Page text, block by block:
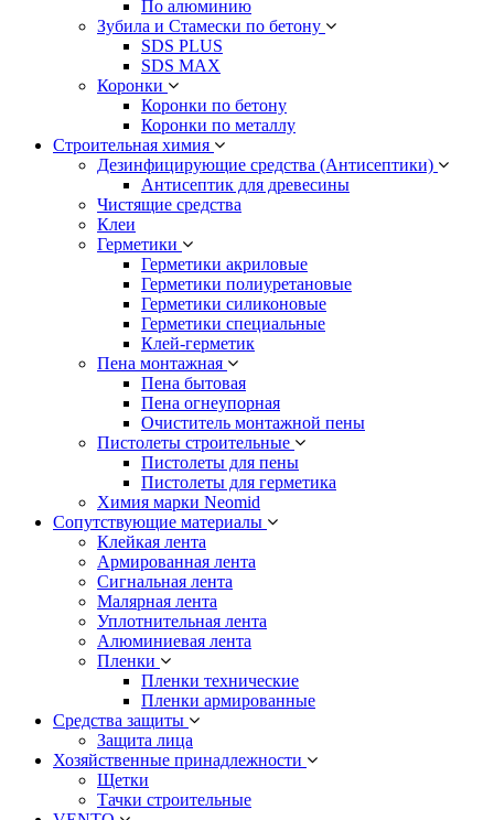
По алюминию
Зубила и Стамески по бетону
SDS PLUS
SDS MAX
Коронки
Коронки по бетону
Коронки по металлу
Строительная химия
Дезинфицирующие средства (Антисептики)
Антисептик для древесины
Чистящие средства
Клеи
Герметики
Герметики акриловые
Герметики полиуретановые
Герметики силиконовые
Герметики специальные
Клей-герметик
Пена монтажная
Пена бытовая
Пена огнеупорная
Очиститель монтажной пены
Пистолеты строительные
Пистолеты для пены
Пистолеты для герметика
Химия марки Neomid
Сопутствующие материалы
Клейкая лента
Армированная лента
Сигнальная лента
Малярная лента
Уплотнительная лента
Алюминиевая лента
Пленки
Пленки технические
Пленки армированные
Средства защиты
Защита лица
Хозяйственные принадлежности
Щетки
Тачки строительные